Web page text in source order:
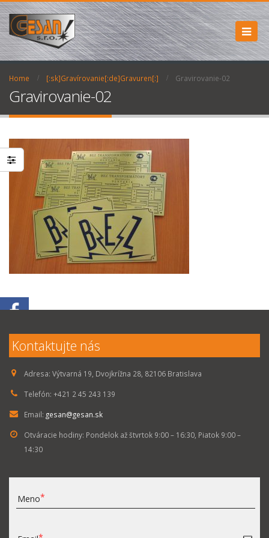
Home [:sk]Gravírovanie[:de]Gravuren[:] Gravirovanie-02
Gravirovanie-02
Kontaktujte nás
Adresa: Výtvarná 19, Dvojkrížna 28, 82106 Bratislava
Telefón: +421 2 45 243 139
Email: gesan@gesan.sk
Otváracie hodiny: Pondelok až štvrtok 9:00 – 16:30, Piatok 9:00 –
14:30
Meno